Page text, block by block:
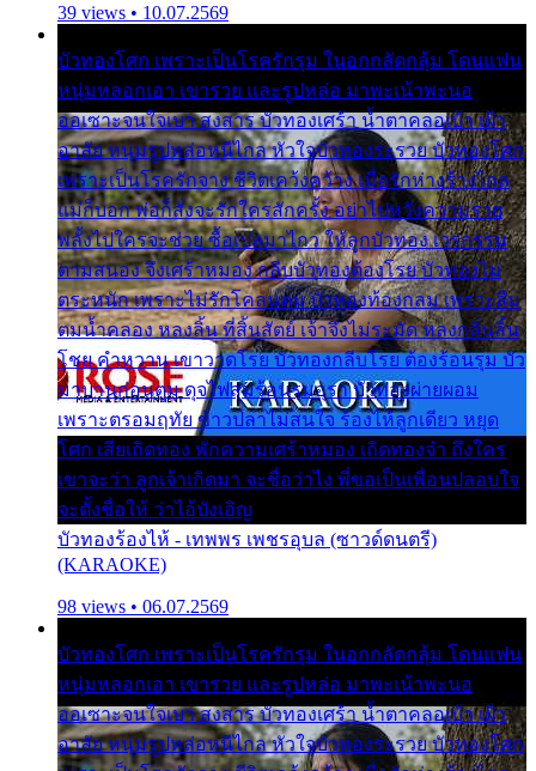
39 views • 10.07.2569
บัวทองโศก เพราะเป็นโรครักรุม ในอกกลัดกลุ้ม โดนแฟน
หนุ่มหลอกเอา เขารวย และรูปหล่อ มาพะเน้าพะนอ
ออเซาะจนใจเบา สงสาร บัวทองเศร้า น้ำตาคลอเบ้า เฝ้า
อาลัย หนุ่มรูปหล่อหนีไกล หัวใจบัวทองระรวย บัวทองโศก
เพราะเป็นโรครักจาง ชีวิตเคว้งคว้าง เมื่อรักห่างร้างไกล
แม่ก็บอก พ่อก็สั่งจะรักใครสักครั้ง อย่าไปหวังความรวย
พลั้งไปใครจะช่วย ซื้อเปลมาไกว ให้ลูกบัวทอง เวรกรรม
ตามสนอง จึงเศร้าหมอง กลีบบัวทองต้องโรย บัวทองไม่
ตระหนัก เพราะไม่รักโคลนตม บัวทองท้องกลม เพราะลืม
ตมน้ำคลอง หลงลิ้น ที่สิ้นสัตย์ เจ้าจึงไม่ระมัด หลงกลิ่นลิ้น
โชย คำหวาน เขาวาดโรย บัวทองกลีบโรย ต้องร้อนรุม บัว
มาบานก่อนตูม ดุจไฟสุมร้อนรุมอุรา บัวทองผ่ายผอม
เพราะตรอมฤทัย ข้าวปลาไม่สนใจ ร้องไห้ลูกเดียว หยุด
โศก เสียเถิดทอง พักความเศร้าหมอง เถิดทองจ๋า ถึงใคร
เขาจะว่า ลูกเจ้าเกิดมา จะชื่อว่าไง พี่ขอเป็นเพื่อนปลอบใจ
จะตั้งชื่อให้ ว่าไอ้บังเอิญ
บัวทองร้องไห้ - เทพพร เพชรอุบล (ซาวด์ดนตรี)
(KARAOKE)
98 views • 06.07.2569
บัวทองโศก เพราะเป็นโรครักรุม ในอกกลัดกลุ้ม โดนแฟน
หนุ่มหลอกเอา เขารวย และรูปหล่อ มาพะเน้าพะนอ
ออเซาะจนใจเบา สงสาร บัวทองเศร้า น้ำตาคลอเบ้า เฝ้า
อาลัย หนุ่มรูปหล่อหนีไกล หัวใจบัวทองระรวย บัวทองโศก